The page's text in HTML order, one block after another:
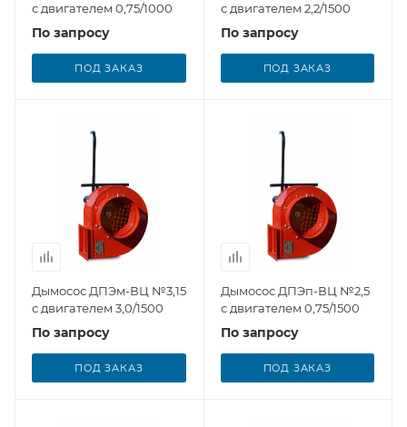
с двигателем 0,75/1000
По запросу
ПОД ЗАКАЗ
с двигателем 2,2/1500
По запросу
ПОД ЗАКАЗ
Дымосос ДПЭм-ВЦ №3,15
с двигателем 3,0/1500
По запросу
ПОД ЗАКАЗ
Дымосос ДПЭп-ВЦ №2,5
с двигателем 0,75/1500
По запросу
ПОД ЗАКАЗ